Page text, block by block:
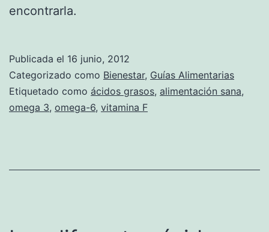
encontrarla.
Publicada el 16 junio, 2012
Categorizado como Bienestar, Guías Alimentarias
Etiquetado como ácidos grasos, alimentación sana,
omega 3, omega-6, vitamina F